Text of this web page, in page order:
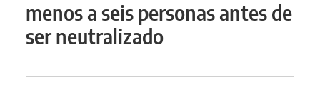
menos a seis personas antes de
ser neutralizado